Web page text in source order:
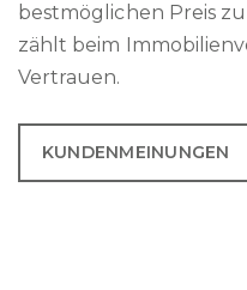
bestmöglichen Preis
zählt beim
Vertrauen.
KUNDENMEINUNGEN